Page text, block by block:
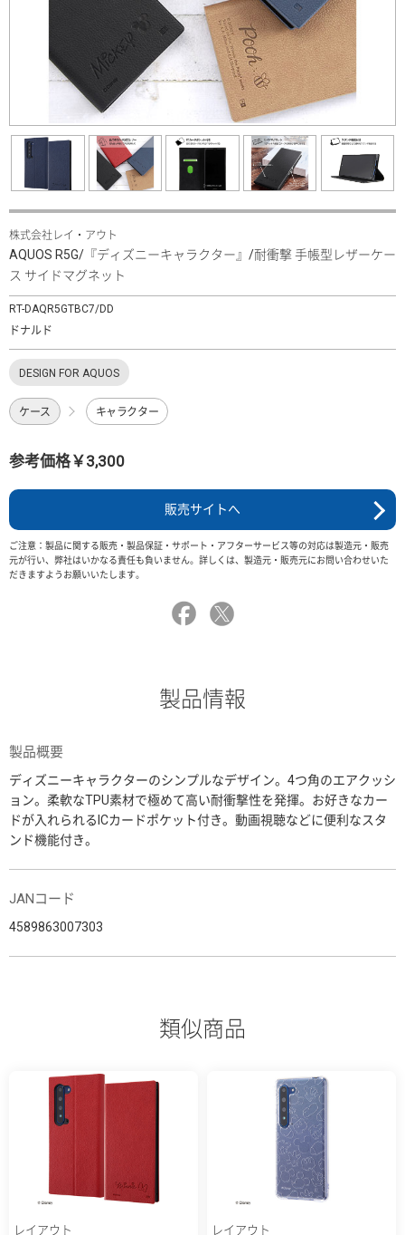
株式会社レイ・アウト
AQUOS R5G/『ディズニーキャラクター』/耐衝撃 手帳型レザーケー
ス サイドマグネット
RT-DAQR5GTBC7/DD
ドナルド
DESIGN FOR AQUOS
ケース キャラクター
参考価格￥3,300
販売サイトへ
ご注意：製品に関する販売・製品保証・サポート・アフターサービス等の対応は製造元・販売
元が行い、弊社はいかなる責任も負いません。詳しくは、製造元・販売元にお問い合わせいた
だきますようお願いいたします。
製品情報
製品概要
ディズニーキャラクターのシンプルなデザイン。4つ角のエアクッシ
ョン。柔軟なTPU素材で極めて高い耐衝撃性を発揮。お好きなカー
ドが入れられるICカードポケット付き。動画視聴などに便利なスタ
ンド機能付き。
JANコード
4589863007303
類似商品
レイアウト レイアウト